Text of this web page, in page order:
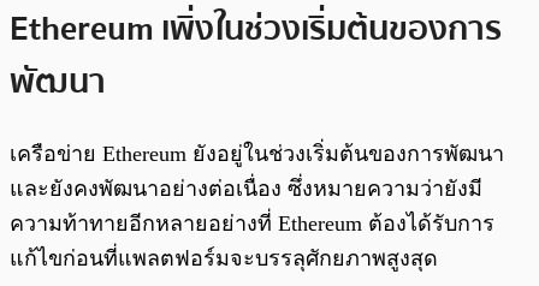
Ethereum เพิ่งในช่วงเริ่มต้นของการ
พัฒนา
เครือข่าย Ethereum ยังอยู่ในช่วงเริ่มต้นของการพัฒนา
และยังคงพัฒนาอย่างต่อเนื่อง ซึ่งหมายความว่ายังมี
ความท้าทายอีกหลายอย่างที่ Ethereum ต้องได้รับการ
แก้ไขก่อนที่แพลตฟอร์มจะบรรลุศักยภาพสูงสุด